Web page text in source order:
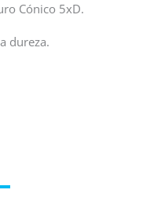
Cónico 5xD.
dureza.